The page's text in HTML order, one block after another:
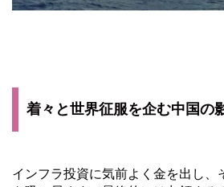
着々と世界征服を企む中国の
インフラ投資に気前よく金を出し、